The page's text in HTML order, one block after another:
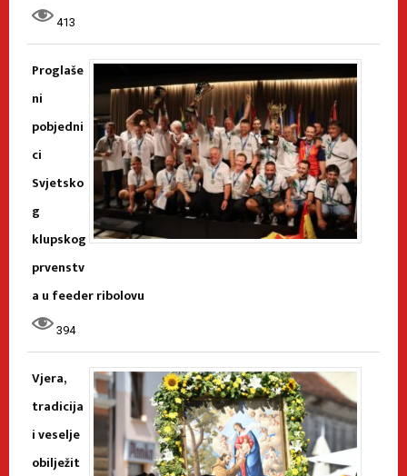
413
Proglaše
ni
pobjedni
ci
Svjetsko
g
klupskog
prvenstv
a u feeder ribolovu
394
Vjera,
tradicija
i veselje
obilježit